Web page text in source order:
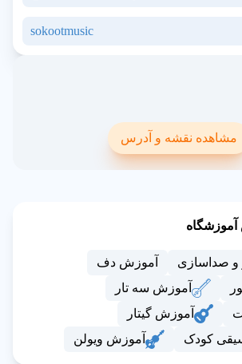
sokootmusic
مشاهده نقشه و آدرس
و صداسازی
آموزش دف
آموزش سه تار
آموزش گیتار
کودک
آموزش ویولن